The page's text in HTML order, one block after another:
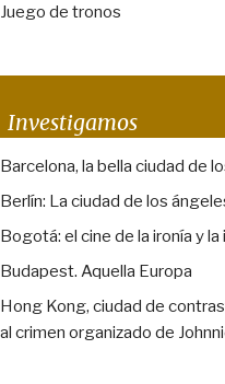
Juego de tronos
Investigamos
Barcelona, la bella ciudad de
Berlín: La ciudad de los
Bogotá: el cine de la ironía y
Budapest. Aquella Europa
Hong Kong, ciudad de
al crimen organizado de